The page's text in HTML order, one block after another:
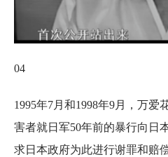
04
1995年7月和1998年9月，万爱
害者就日军50年前的暴行向日
求日本政府为此进行谢罪和赔偿